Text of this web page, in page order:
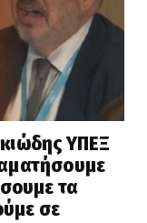
ΥΠΕΞ
τα
σε